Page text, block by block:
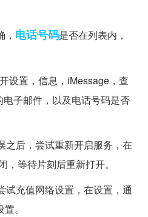
电话号码是否在列表内，
设置，信息，iMessage，查
子邮件，以及电话号码是否
之后，尝试重新开启服务，在
等待片刻后重新打开。
试充值网络设置，在设置，通
。